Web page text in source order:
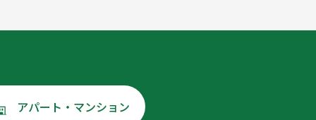
アパート・マンション